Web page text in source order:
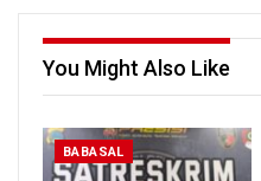
You Might Also Like
BABASAL